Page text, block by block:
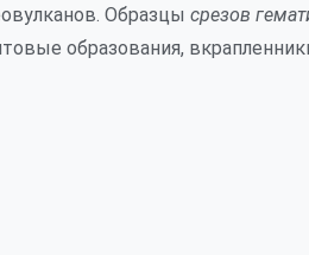
Образцы срезов
образования,